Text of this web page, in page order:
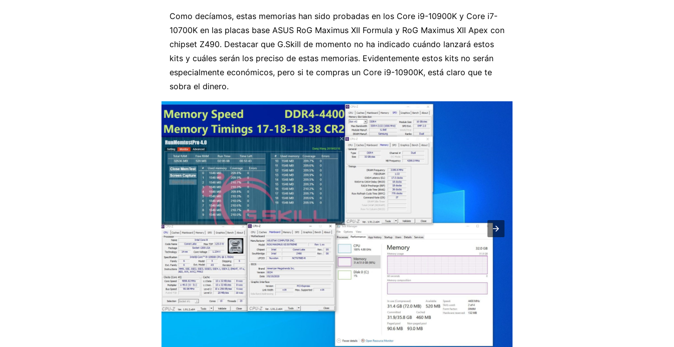
Como decíamos, estas memorias han sido probadas en los Core i9-10900K y Core i7-
10700K en las placas base ASUS RoG Maximus XII Formula y RoG Maximus XII Apex con
chipset Z490. Destacar que G.Skill de momento no ha indicado cuándo lanzará estos
kits y cuáles serán los preciso de estas memorias. Evidentemente estos kits no serán
especialmente económicos, pero si te compras un Core i9-10900K, está claro que te
sobra el dinero.